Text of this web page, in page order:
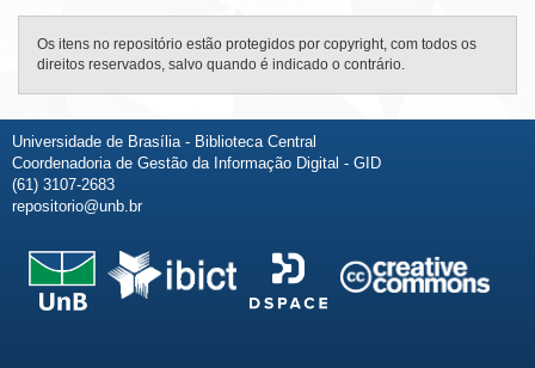
Os itens no repositório estão protegidos por copyright, com todos os
direitos reservados, salvo quando é indicado o contrário.
Universidade de Brasília - Biblioteca Central
Coordenadoria de Gestão da Informação Digital - GID
(61) 3107-2683
repositorio@unb.br